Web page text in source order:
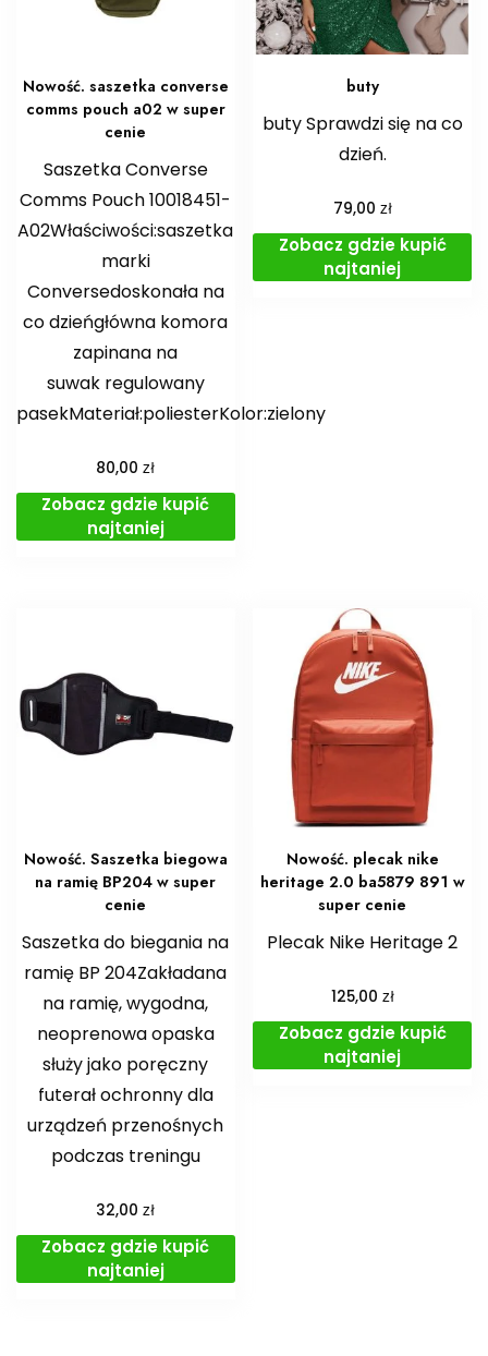
Nowość. saszetka converse
comms pouch a02 w super
cenie
Saszetka Converse
Comms Pouch 10018451-
A02Właściwości:saszetka
marki
Conversedoskonała na
co dzieńgłówna komora
zapinana na
suwak regulowany
pasekMateriał:poliesterKolor:zielony
80,00zł
Zobacz gdzie kupić
najtaniej
buty
buty Sprawdzi się na co
dzień.
79,00 zł
Zobacz gdzie kupić
najtaniej
Nowość. Saszetka biegowa
na ramię BP204 w super
cenie
Saszetka do biegania na
ramię BP 204Zakładana
na ramię, wygodna,
neoprenowa opaska
służy jako poręczny
futerał ochronny dla
urządzeń przenośnych
podczas treningu
32,00zł
Zobacz gdzie kupić
najtaniej
Nowość. plecak nike
heritage 2.0 ba5879 891 w
super cenie
Plecak Nike Heritage 2
125,00 zł
Zobacz gdzie kupić
najtaniej